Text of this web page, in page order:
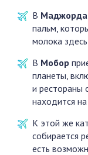
В Маджорда
пальм,
молока
В Мобор
планеты,
и рестораны
находится
К этой же
собирается
есть